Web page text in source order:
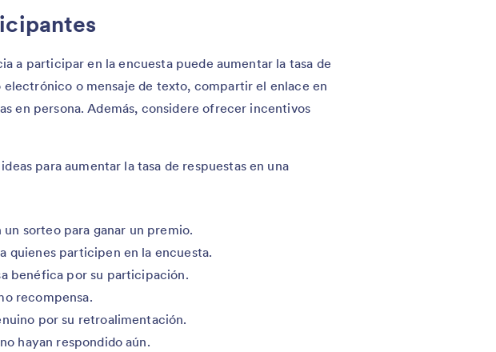
a participar en la encuesta puede aumentar la tasa de
electrónico o mensaje de texto, compartir el enlace en
en persona. Además, considere ofrecer incentivos
para aumentar la tasa de respuestas en una
sorteo para ganar un premio.
quienes participen en la encuesta.
benéfica por su participación.
recompensa.
por su retroalimentación.
hayan respondido aún.